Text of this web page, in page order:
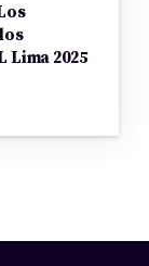
2025